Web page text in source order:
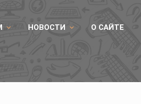
НОВОСТИ О САЙТЕ